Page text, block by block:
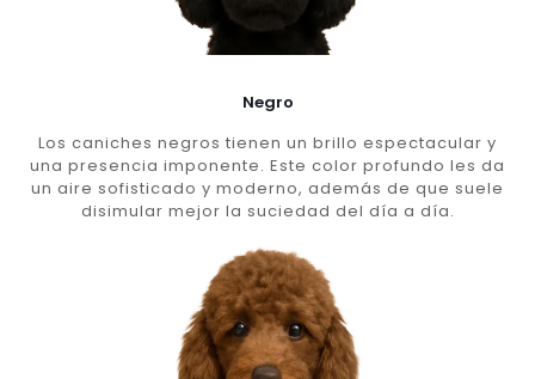
Negro
Los caniches negros tienen un brillo espectacular y
una presencia imponente. Este color profundo les da
un aire sofisticado y moderno, además de que suele
disimular mejor la suciedad del día a día.